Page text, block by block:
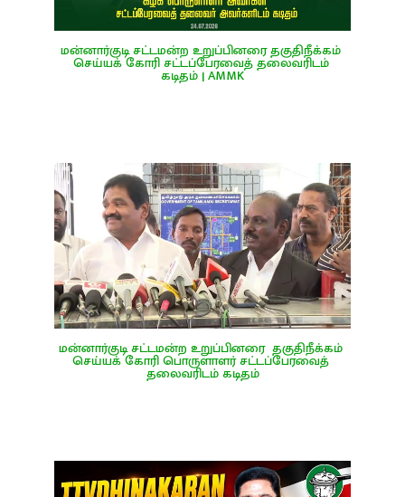
மன்னார்குடி சட்டமன்ற உறுப்பினரை தகுதிநீக்கம்
செய்யக் கோரி சட்டப்பேரவைத் தலைவரிடம்
கடிதம் | AMMK
மன்னார்குடி சட்டமன்ற உறுப்பினரை  தகுதிநீக்கம்
செய்யக் கோரி பொருளாளர் சட்டப்பேரவைத்
தலைவரிடம் கடிதம்